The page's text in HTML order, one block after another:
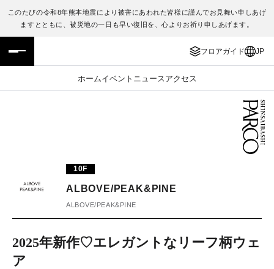
このたびの令和8年熊本地震により被害にあわれた皆様に謹んでお見舞い申しあげ
ますとともに、被災地の一日も早い復旧を、心よりお祈り申しあげます。
フロアガイド JP
ホームイベント ニュース アクセス
フロアガイド
施設案内・アクセス
TAX FREE
ENGLISH
繁体字
日本語
10F
ALBOVE/PEAK&PINE
ALBOVE/PEAK&PINE
2025年新作♡エレガントなリーフ柄ウェ
ア